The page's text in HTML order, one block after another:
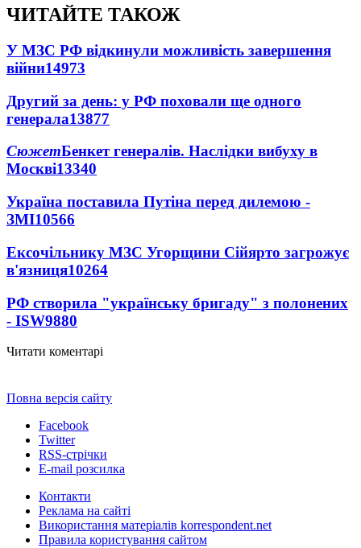
ЧИТАЙТЕ ТАКОЖ
У МЗС РФ відкинули можливість завершення
війни14973
Другий за день: у РФ поховали ще одного
генерала13877
СюжетБенкет генералів. Наслідки вибуху в
Москві13340
Україна поставила Путіна перед дилемою -
ЗМІ10566
Ексочільнику МЗС Угорщини Сійярто загрожує
в'язниця10264
РФ створила "українську бригаду" з полонених
- ISW9880
Читати коментарі
Повна версія сайту
Facebook
Twitter
RSS-стрічки
E-mail розсилка
Контакти
Реклама на сайті
Використання матеріалів korrespondent.net
Правила користування сайтом